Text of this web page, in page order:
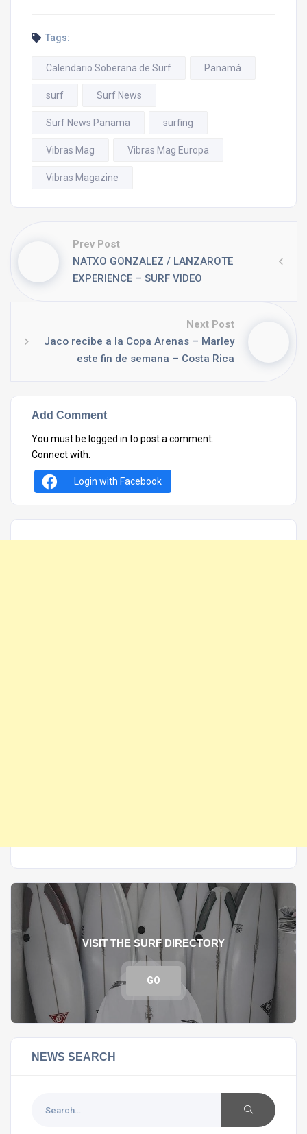
Tags:
Calendario Soberana de Surf Panamá
surf Surf News
Surf News Panama surfing
Vibras Mag Vibras Mag Europa
Vibras Magazine
Prev Post
NATXO GONZALEZ / LANZAROTE
EXPERIENCE – SURF VIDEO
Next Post
Jaco recibe a la Copa Arenas – Marley
este fin de semana – Costa Rica
Add Comment
You must be logged in to post a comment.
Connect with:
Login with Facebook
VISIT THE SURF DIRECTORY
GO
NEWS SEARCH